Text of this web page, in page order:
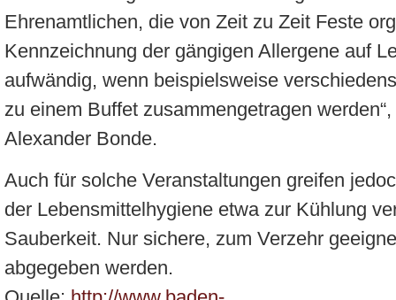
Ehrenamtlichen, die von Zeit zu Zeit Feste
Kennzeichnung der gängigen Allergene auf
aufwändig, wenn beispielsweise
zu einem Buffet zusammengetragen
Alexander Bonde.
Auch für solche Veranstaltungen greifen
der Lebensmittelhygiene etwa zur Kühlung
Sauberkeit. Nur sichere, zum Verzehr
abgegeben werden.